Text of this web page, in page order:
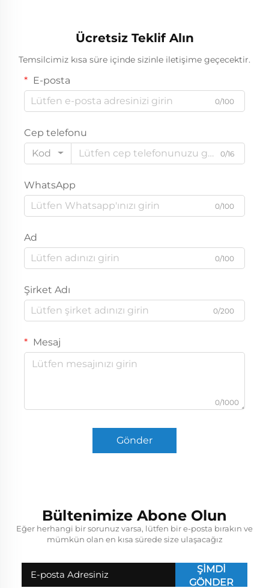
Ücretsiz Teklif Alın
Temsilcimiz kısa süre içinde sizinle iletişime geçecektir.
E-posta
0/100
Cep telefonu
Kod
0/16
WhatsApp
0/100
Ad
0/100
Şirket Adı
0/200
Mesaj
0/1000
Gönder
Bültenimize Abone Olun
Eğer herhangi bir sorunuz varsa, lütfen bir e-posta bırakın ve
mümkün olan en kısa sürede size ulaşacağız
ŞİMDİ
GÖNDER